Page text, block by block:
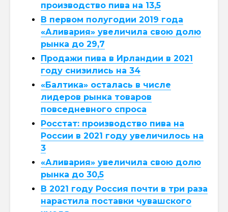
производство пива на 13,5
В первом полугодии 2019 года
«Аливария» увеличила свою долю
рынка до 29,7
Продажи пива в Ирландии в 2021
году снизились на 34
«Балтика» осталась в числе
лидеров рынка товаров
повседневного спроса
Росстат: производство пива на
России в 2021 году увеличилось на
3
«Аливария» увеличила свою долю
рынка до 30,5
В 2021 году Россия почти в три раза
нарастила поставки чувашского